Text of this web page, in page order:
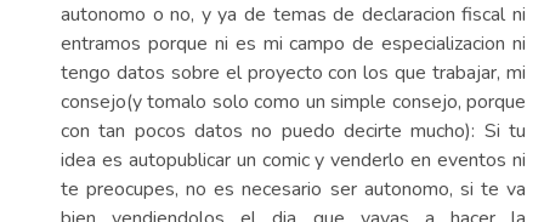
autonomo o no, y ya de temas de declaracion fiscal ni
entramos porque ni es mi campo de especializacion ni
tengo datos sobre el proyecto con los que trabajar, mi
consejo(y tomalo solo como un simple consejo, porque
con tan pocos datos no puedo decirte mucho): Si tu
idea es autopublicar un comic y venderlo en eventos ni
te preocupes, no es necesario ser autonomo, si te va